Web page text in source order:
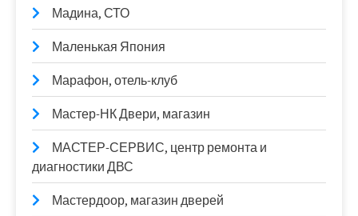
Мадина, СТО
Маленькая Япония
Марафон, отель-клуб
Мастер-НК Двери, магазин
МАСТЕР-СЕРВИС, центр ремонта и
диагностики ДВС
Мастердоор, магазин дверей